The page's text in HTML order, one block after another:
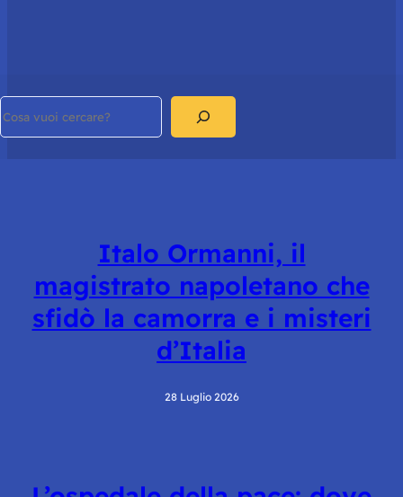
Italo Ormanni, il
magistrato napoletano che
sfidò la camorra e i misteri
d’Italia
28 Luglio 2026